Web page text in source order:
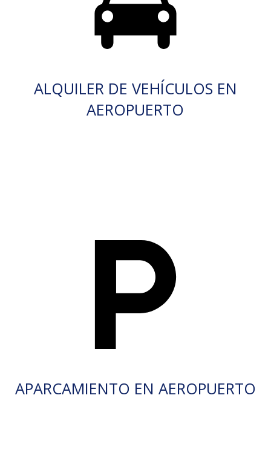
ALQUILER DE VEHÍCULOS EN
AEROPUERTO
APARCAMIENTO EN AEROPUERTO